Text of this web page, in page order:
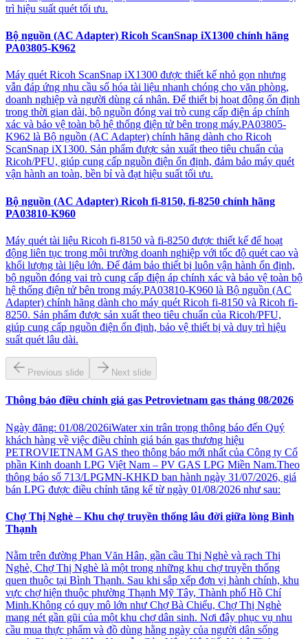
trì hiệu suất quét tối ưu.
Bộ nguồn (AC Adapter) Ricoh ScanSnap iX1300 chính hãng
PA03805-K962
Máy quét Ricoh ScanSnap iX1300 được thiết kế nhỏ gọn nhưng
vẫn đáp ứng nhu cầu số hóa tài liệu nhanh chóng cho văn phòng,
doanh nghiệp và người dùng cá nhân. Để thiết bị hoạt động ổn định
trong thời gian dài, bộ nguồn đóng vai trò cung cấp điện áp chính
xác và bảo vệ toàn bộ hệ thống điện tử bên trong máy.PA03805-
K962 là Bộ nguồn (AC Adapter) chính hãng dành cho Ricoh
ScanSnap iX1300. Sản phẩm được sản xuất theo tiêu chuẩn của
Ricoh/PFU, giúp cung cấp nguồn điện ổn định, đảm bảo máy quét
vận hành an toàn, bền bỉ và đạt hiệu suất tối ưu.
Bộ nguồn (AC Adapter) Ricoh fi-8150, fi-8250 chính hãng
PA03810-K960
Máy quét tài liệu Ricoh fi-8150 và fi-8250 được thiết kế để hoạt
động liên tục trong môi trường doanh nghiệp với tốc độ quét cao và
khối lượng tài liệu lớn. Để đảm bảo thiết bị luôn vận hành ổn định,
bộ nguồn đóng vai trò cung cấp điện áp chính xác và bảo vệ toàn bộ
hệ thống điện tử bên trong máy.PA03810-K960 là Bộ nguồn (AC
Adapter) chính hãng dành cho máy quét Ricoh fi-8150 và Ricoh fi-
8250. Sản phẩm được sản xuất theo tiêu chuẩn của Ricoh/PFU,
giúp cung cấp nguồn điện ổn định, bảo vệ thiết bị và duy trì hiệu
suất quét lâu dài.
Previous slide Next slide
Thông báo điều chỉnh giá gas Petrovietnam gas tháng 08/2026
Ngày đăng: 01/08/2026iWater xin trân trọng thông báo đến Quý
khách hàng về việc điều chỉnh giá bán gas thương hiệu
PETROVIETNAM GAS theo thông báo mới nhất của Công ty Cổ
phần Kinh doanh LPG Việt Nam – PV GAS LPG Miền Nam.Theo
thông báo số 713/LPGMN-KHKD ban hành ngày 31/07/2026, giá
bán LPG được điều chỉnh tăng kể từ ngày 01/08/2026 như sau:
Chợ Thị Nghè – Khu chợ truyền thống lâu đời giữa lòng Bình
Thạnh
Nằm trên đường Phan Văn Hân, gần cầu Thị Nghè và rạch Thị
Nghè, Chợ Thị Nghè là một trong những khu chợ truyền thống
quen thuộc tại Bình Thạnh. Sau khi sắp xếp đơn vị hành chính, khu
vực chợ hiện thuộc phường Thạnh Mỹ Tây, Thành phố Hồ Chí
Minh.Không có quy mô lớn như Chợ Bà Chiểu, Chợ Thị Nghè
mang nét gần gũi của một khu chợ dân sinh. Nơi đây phục vụ nhu
cầu mua thực phẩm và đồ dùng hằng ngày của người dân sống